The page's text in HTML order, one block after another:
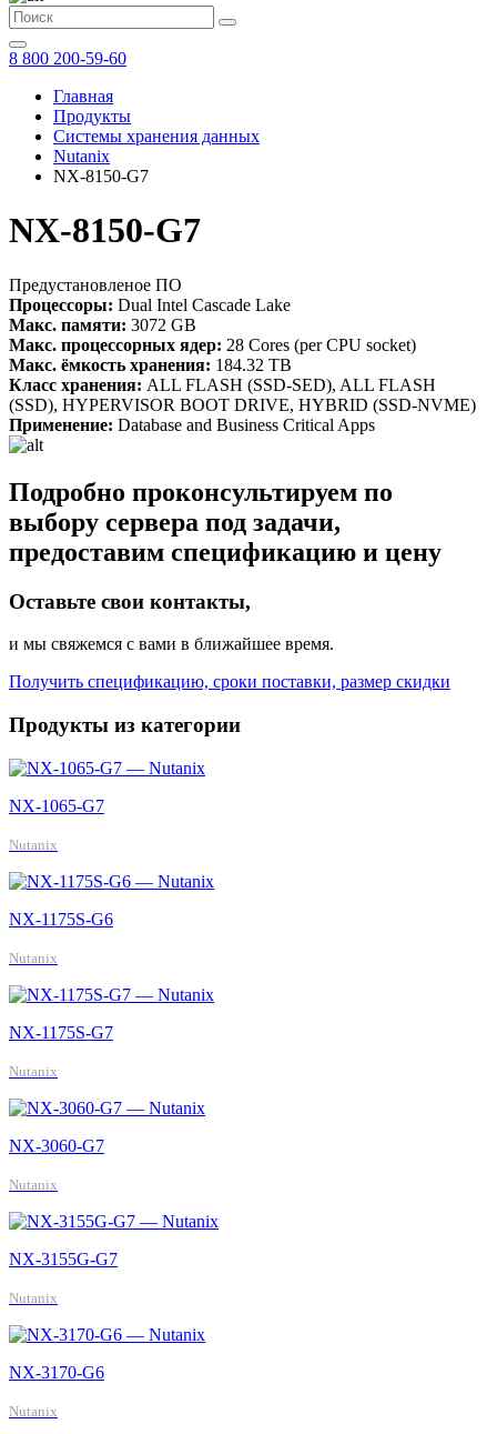
8 800 200-59-60
Главная
Продукты
Системы хранения данных
Nutanix
NX-8150-G7
NX-8150-G7
Предустановленое ПО
Процессоры: Dual Intel Cascade Lake
Макс. памяти: 3072 GB
Макс. процессорных ядер: 28 Cores (per CPU socket)
Макс. ёмкость хранения: 184.32 TB
Класс хранения: ALL FLASH (SSD-SED), ALL FLASH
(SSD), HYPERVISOR BOOT DRIVE, HYBRID (SSD-NVME)
Применение: Database and Business Critical Apps
Подробно проконсультируем по
выбору сервера под задачи,
предоставим спецификацию и цену
Оставьте свои контакты,
и мы свяжемся с вами в ближайшее время.
Получить спецификацию, сроки поставки, размер скидки
Продукты из категории
NX-1065-G7
Nutanix
NX-1175S-G6
Nutanix
NX-1175S-G7
Nutanix
NX-3060-G7
Nutanix
NX-3155G-G7
Nutanix
NX-3170-G6
Nutanix